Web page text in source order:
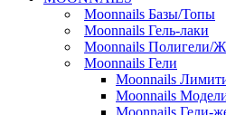
Moonnails Базы/Топы
Moonnails Гель-лаки
Moonnails Полигели/
Moonnails Гели
Moonnails
Moonnails
Moonnails Гели-